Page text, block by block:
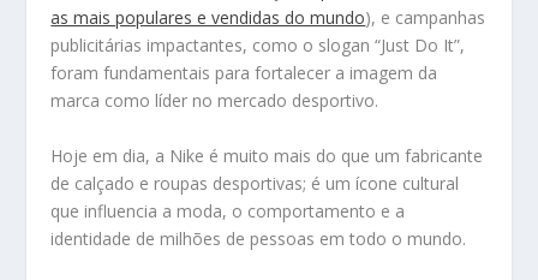
as mais populares e vendidas do mundo), e campanhas
publicitárias impactantes, como o slogan “Just Do It”,
foram fundamentais para fortalecer a imagem da
marca como líder no mercado desportivo.
Hoje em dia, a Nike é muito mais do que um fabricante
de calçado e roupas desportivas; é um ícone cultural
que influencia a moda, o comportamento e a
identidade de milhões de pessoas em todo o mundo.